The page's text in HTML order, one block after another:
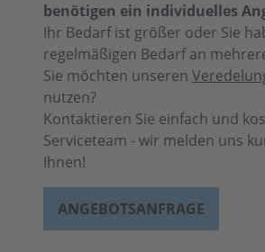
benötigen ein individuelles
Ihr Bedarf ist größer oder Sie
regelmäßigen Bedarf an
Sie möchten unseren
nutzen?
Kontaktieren Sie einfach und
Serviceteam - wir melden uns
Ihnen!
ANGEBOTSANFRAGE